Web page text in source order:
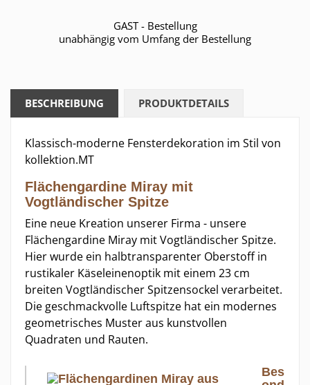
GAST - Bestellung
unabhängig vom Umfang der Bestellung
BESCHREIBUNG PRODUKTDETAILS
Klassisch-moderne Fensterdekoration im Stil von
kollektion.MT
Flächengardine Miray mit
Vogtländischer Spitze
Eine neue Kreation unserer Firma - unsere
Flächengardine Miray mit Vogtländischer Spitze.
Hier wurde ein halbtransparenter Oberstoff in
rustikaler Käseleinenoptik mit einem 23 cm
breiten Vogtländischer Spitzensockel verarbeitet.
Die geschmackvolle Luftspitze hat ein modernes
geometrisches Muster aus kunstvollen
Quadraten und Rauten.
Bes